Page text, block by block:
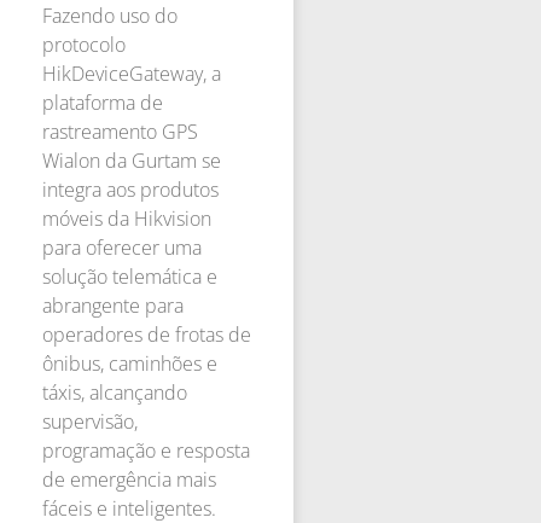
Fazendo uso do
protocolo
HikDeviceGateway, a
plataforma de
rastreamento GPS
Wialon da Gurtam se
integra aos produtos
móveis da Hikvision
para oferecer uma
solução telemática e
abrangente para
operadores de frotas de
ônibus, caminhões e
táxis, alcançando
supervisão,
programação e resposta
de emergência mais
fáceis e inteligentes.